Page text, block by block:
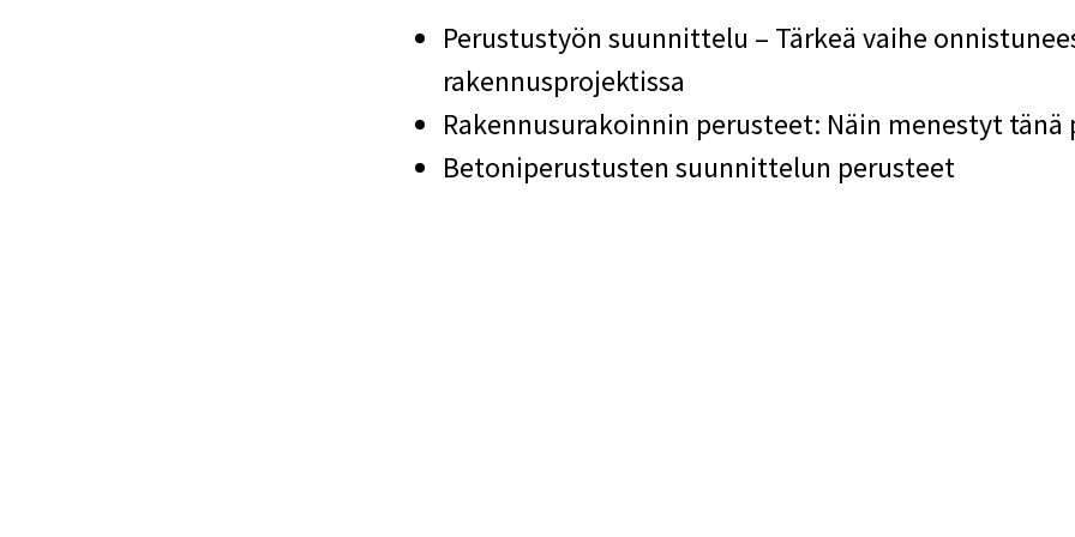
Perustustyön suunnittelu – Tärkeä vaihe
rakennusprojektissa
Rakennusurakoinnin perusteet: Näin menestyt tänä
Betoniperustusten suunnittelun perusteet